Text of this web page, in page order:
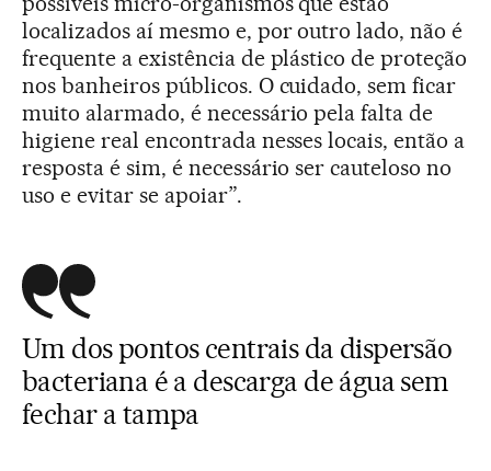
localizados aí mesmo e, por outro lado, não é
frequente a existência de plástico de proteção
nos banheiros públicos. O cuidado, sem ficar
muito alarmado, é necessário pela falta de
higiene real encontrada nesses locais, então a
resposta é sim, é necessário ser cauteloso no
uso e evitar se apoiar”.
Um dos pontos centrais da dispersão
bacteriana é a descarga de água sem
fechar a tampa